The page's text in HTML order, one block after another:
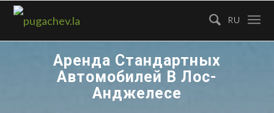
Аренда Стандартных
Автомобилей В Лос-
Анджелесе
RU